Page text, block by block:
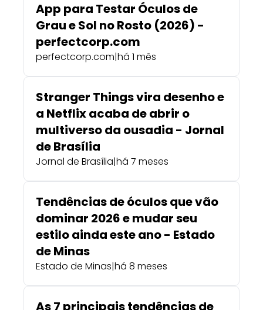
App para Testar Óculos de
Grau e Sol no Rosto (2026) -
perfectcorp.com
perfectcorp.com|há 1 mês
Stranger Things vira desenho e
a Netflix acaba de abrir o
multiverso da ousadia - Jornal
de Brasília
Jornal de Brasília|há 7 meses
Tendências de óculos que vão
dominar 2026 e mudar seu
estilo ainda este ano - Estado
de Minas
Estado de Minas|há 8 meses